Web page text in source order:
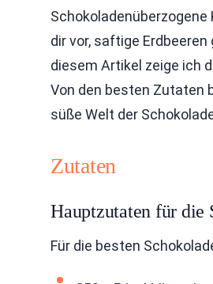
Schokoladenüberzogene
dir vor, saftige
diesem Artikel zeige ich
Von den besten Zutaten
süße Welt der
Zutaten
Hauptzutaten für die
Für die besten